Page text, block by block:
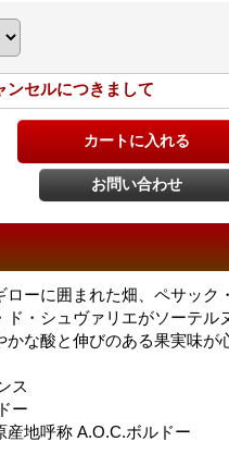
セルにつきまして
ローに囲まれた畑、ペサック
ド・シュヴァリエがソーテル
かな酸と伸びのある果実味が
ス
ー
産地呼称 A.O.C.ボルドー